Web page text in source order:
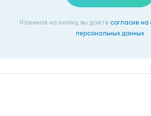
Нажимая на кнопку, вы даете согласие на
персональных данных